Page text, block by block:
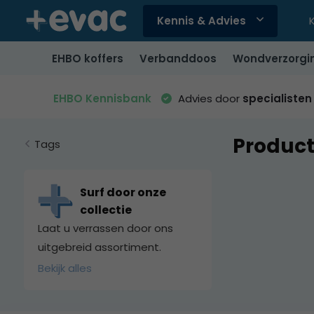
Kennis & Advies
Gebruik
de
pijltjes
een
selecteren.
Enter
om
EHBO koffers Verbanddoos
EHBO Kennisbank Advies door specialisten
Tags
Surf door onze
collectie
Laat u verrassen door ons
uitgebreid assortiment.
Bekijk alles